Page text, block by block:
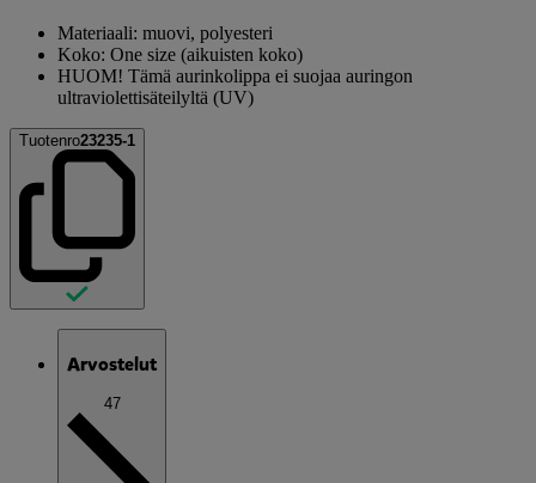
Materiaali: muovi, polyesteri
Koko: One size (aikuisten koko)
HUOM! Tämä aurinkolippa ei suojaa auringon
ultraviolettisäteilyltä (UV)
Tuotenro23235-1
Arvostelut
47